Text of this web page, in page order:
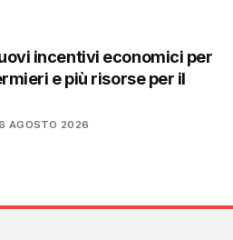
incentivi economici per
e più risorse per il
AGOSTO 2026